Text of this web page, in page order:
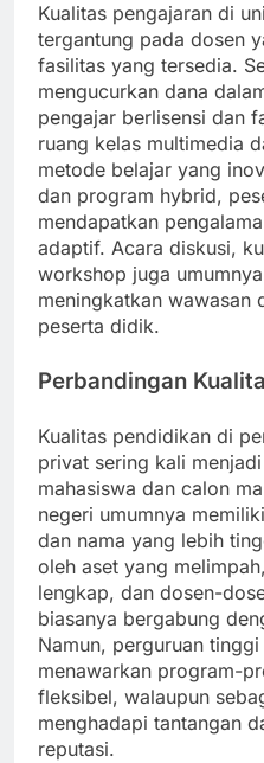
Kualitas pengajaran di
tergantung pada dosen
fasilitas yang tersedia.
mengucurkan dana
pengajar berlisensi dan
ruang kelas multimedia
metode belajar yang
dan program hybrid,
mendapatkan
adaptif. Acara diskusi,
workshop juga
meningkatkan wawasan
peserta didik.
Perbandingan
Kualitas pendidikan di
privat sering kali
mahasiswa dan calon
negeri umumnya
dan nama yang lebih
oleh aset yang
lengkap, dan dosen-
biasanya bergabung
Namun, perguruan
menawarkan program-
fleksibel, walaupun
menghadapi tantangan
reputasi.